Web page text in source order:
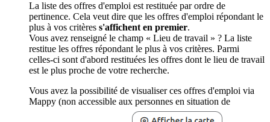
La liste des offres d'emploi est restituée par ordre de
pertinence. Cela veut dire que les offres d'emploi répondant le
plus à vos critères s'affichent en premier.
Vous avez renseigné le champ « Lieu de travail » ? La liste
restitue les offres répondant le plus à vos critères. Parmi
celles-ci sont d'abord restituées les offres dont le lieu de travail
est le plus proche de votre recherche.
Vous avez la possibilité de visualiser ces offres d'emploi via
Mappy (non accessible aux personnes en situation de